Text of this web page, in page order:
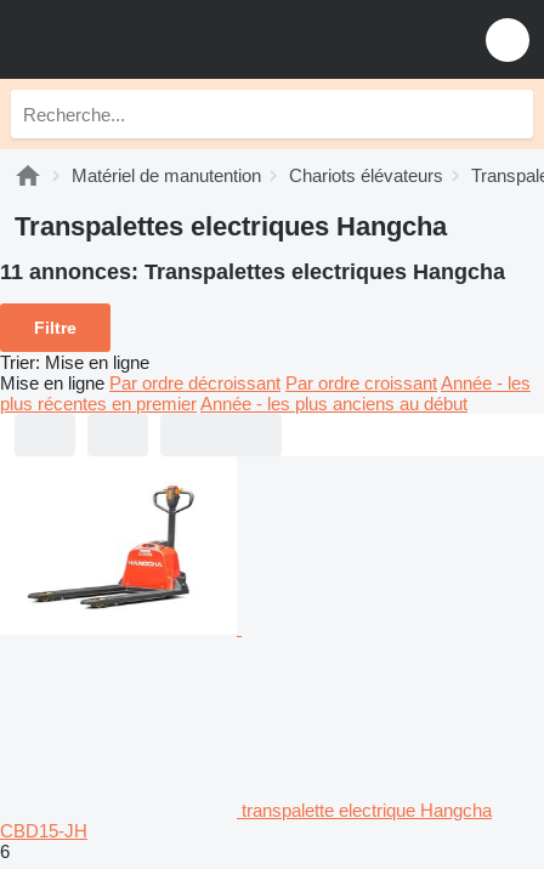
Matériel de manutention Chariots élévateurs
Transpalettes electriques Hangcha
11 annonces: Transpalettes electriques Hangcha
Filtre
Trier: Mise en ligne
Mise en ligne Par ordre décroissant Par ordre croissantAnnée - les
plus récentes en premierAnnée - les plus anciens au début
transpalette electrique Hangcha
CBD15-JH
6